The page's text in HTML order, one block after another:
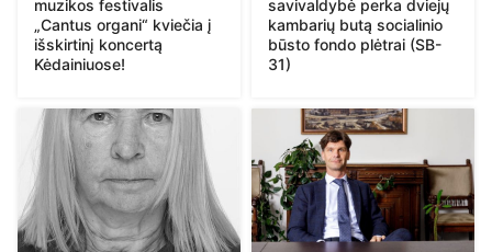
muzikos festivalis
„Cantus organi“ kviečia į
išskirtinį koncertą
Kėdainiuose!
savivaldybė perka dviejų
kambarių butą socialinio
būsto fondo plėtrai (SB-
31)